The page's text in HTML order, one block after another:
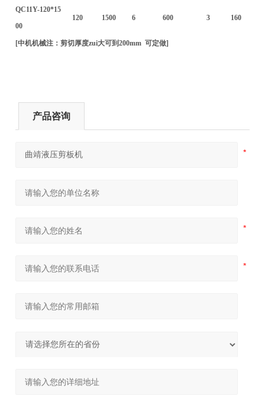
QC11Y-120*15
00
120 1500 6 600 3 160
[中机机械注：剪切厚度zui大可到200mm 可定做]
产品咨询